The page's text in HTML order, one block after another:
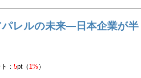
パレルの未来―日本企業が半
：5pt（ 1% ）